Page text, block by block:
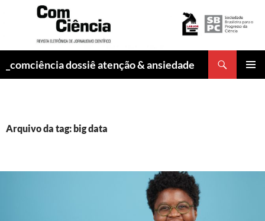
_comciência dossiê atenção & ansiedade
Arquivo da tag: big data